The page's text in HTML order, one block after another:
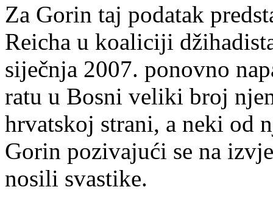
Za Gorin taj podatak
Reicha u koaliciji
siječnja 2007. ponovno
ratu u Bosni veliki broj
hrvatskoj strani, a neki od
Gorin pozivajući se na
nosili svastike.